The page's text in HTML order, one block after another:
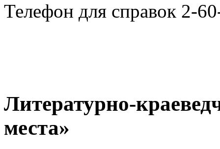
Телефон для справок 2-
Литературно-
места»